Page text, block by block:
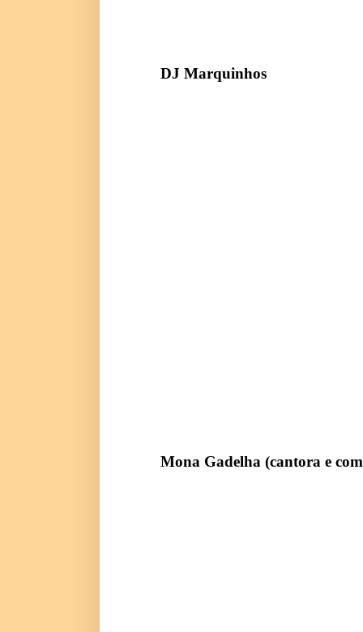
DJ Marquinhos
Mona Gadelha (cantora e